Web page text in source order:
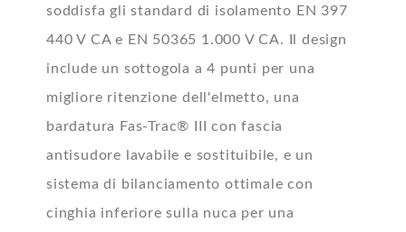
soddisfa gli standard di isolamento EN 397
440 V CA e EN 50365 1.000 V CA. Il design
include un sottogola a 4 punti per una
migliore ritenzione dell'elmetto, una
bardatura Fas-Trac® III con fascia
antisudore lavabile e sostituibile, e un
sistema di bilanciamento ottimale con
cinghia inferiore sulla nuca per una